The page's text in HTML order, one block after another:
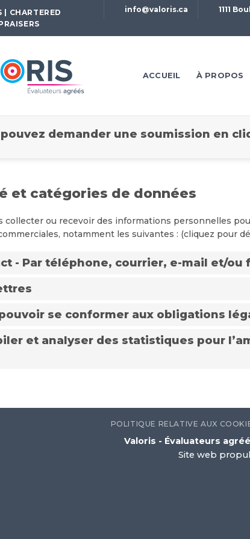
| CHARTERED
info@valoris.ca 1111
ACCUEIL À PROPOS
demander une soumission en
et catégories de données
collecter ou recevoir des informations personnelles
notamment les suivantes : (cliquez pour
- Par téléphone, courrier, e-mail et/ou
pouvoir se conformer aux obligations
et analyser des statistiques pour
POLITIQUE RELATIVE AUX
Valoris - Évaluateurs
Site web